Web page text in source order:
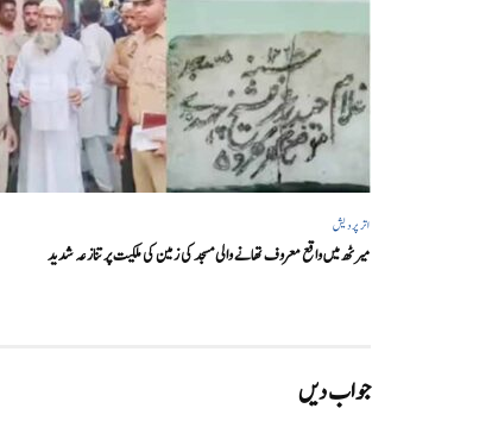
اتر پردیش
میرٹھ میں واقع معروف تھانے والی مسجد کی زمین کی ملکیت پر تنازعہ شدید
جواب دیں